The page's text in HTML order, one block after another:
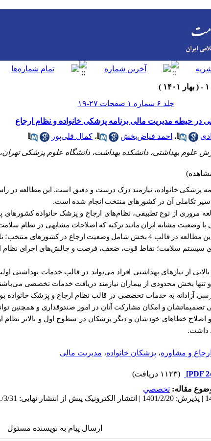
جلد ۶ شماره ۱ صفحات ۲۷-۱۹
در حیطه مدیریت مالی برنامه پزشکی خانواده و نظام ارجاع
، احمد فیاض‌بخش ، کمال قلی‌پور
علوم بهداشتی، دانشکده بهداشت، دانشگاه علوم پزشکی تهران،
پزشکی خانواده، نیازمند درک درست و دقیق است. این مطالعه در
سیر تکاملی آن در کشورهای منتخب انجام شده است.
مروری از نوع تطبیقی، نظام‌های ارجاع و پزشک خانواده کشورهای
وضعیت مشابه ایران مانند ترکیه که اصلاحات مشابهی در نظام
های این مطالعه در قالب 4 بخش شامل وضعیت ارجاع در
سیستم سلامت؛ نقاط قوت، ضعف، فرصت و چالش
از نیازهای بهداشتی افراد می‌تواند در قالب خدمات بهداشتی
بخش محدودی از بیماران نیازمند دریافت خدمات تخصصی
آزادانه به خدمات تخصصی در قالب نظام ارجاع و پزشک خانواده
تصمیماتشان و امکان مشارکت آنان در امور صندوقداری و همچنین
اصلاح خطاهای خودشان و دیگر پزشکان در سطوح اول و بالاتر نظام
داشت.
ارجاع و مشاوره، پزشکان خانواده، مدیریت مالی
(۱۱۲۳ دریافت)
مقاله: تخصصي
ارسال پیام به نویسنده مسئول